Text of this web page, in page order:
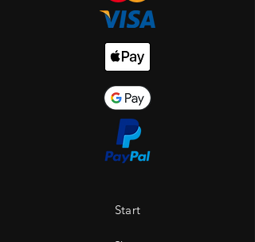
Start